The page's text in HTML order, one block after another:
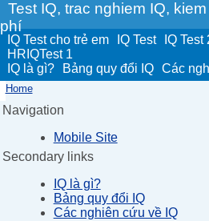
Test IQ, trac nghiem IQ,
phí
IQ Test cho trẻ em IQ Test IQ Test
HRIQTest 1
IQ là gì?
Bảng quy đổi IQ Các
Home
Navigation
Mobile Site
Secondary links
IQ là gì?
Bảng quy đổi IQ
Các nghiên cứu về IQ